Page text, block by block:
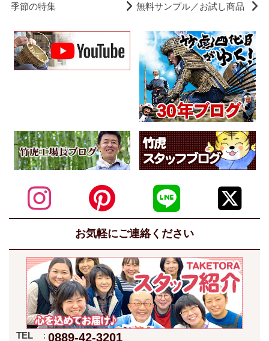
季節の特集 無料サンプル／お試し商品
お気軽にご連絡ください
TEL 0889-42-3201